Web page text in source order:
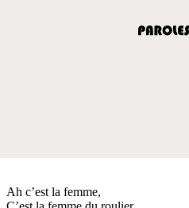
Ah c’est la femme,